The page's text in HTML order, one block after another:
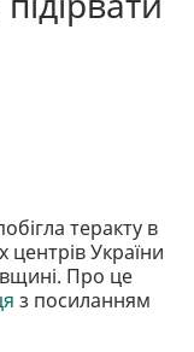
теракту в
України
Про це
з посиланням